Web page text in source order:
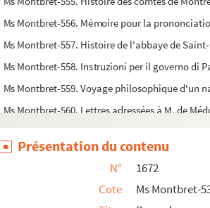
Ms Montbret-556. Mémoire pour la
Ms Montbret-557. Histoire de l'abbaye de
Ms Montbret-558. Instruzioni per il governo di
Ms Montbret-559. Voyage philosophique d'un
Ms Montbret-560. Lettres adressées à M. de
Ms Montbret-561. Formulaire des inscriptions
Ms Montbret-562. Mémoire sur les
Ms Montbret-563. Recueil sur la Suisse
Ms Montbret-564. Recueil concernant la
Présentation du contenu
N°
1672
Cote
Ms Montbret-